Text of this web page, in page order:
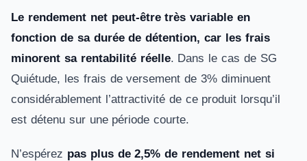
Le rendement net peut-être très variable en
fonction de sa durée de détention, car les frais
minorent sa rentabilité réelle. Dans le cas de SG
Quiétude, les frais de versement de 3% diminuent
considérablement l’attractivité de ce produit lorsqu’il
est détenu sur une période courte.
N’espérez pas plus de 2,5% de rendement net si